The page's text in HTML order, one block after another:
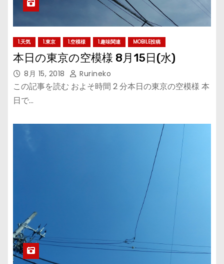
1.天気 1.東京 1.空模様 1.趣味関連 MOBILE投稿
本日の東京の空模様 8月15日(水)
8月 15, 2018 Rurineko
この記事を読む およそ時間 2 分本日の東京の空模様 本
日で…